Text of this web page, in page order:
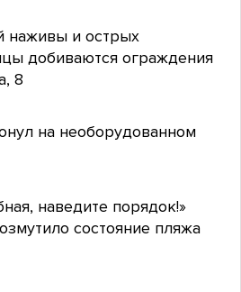
наживы и острых
добиваются ограждения
8
на необорудованном
наведите порядок!»
состояние пляжа